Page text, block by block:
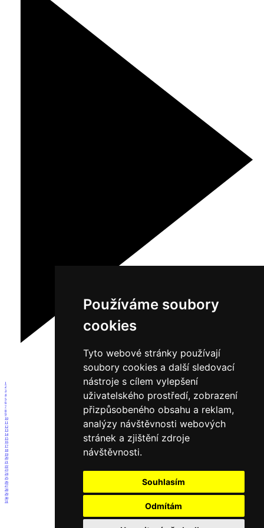
Používáme soubory
cookies
Tyto webové stránky používají
soubory cookies a další sledovací
nástroje s cílem vylepšení
uživatelského prostředí, zobrazení
přizpůsobeného obsahu a reklam,
analýzy návštěvnosti webových
stránek a zjištění zdroje
návštěvnosti.
Souhlasím
Odmítám
1
2
3
4
5
6
7
8
9
10
11
12
13
14
15
16
17
18
19
20
21
22
23
24
25
26
27
28
29
30
31